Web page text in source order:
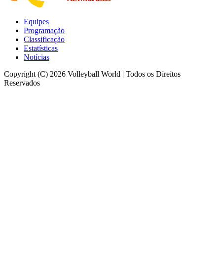
Equipes
Programação
Classificação
Estatísticas
Notícias
Copyright (C) 2026 Volleyball World | Todos os Direitos
Reservados